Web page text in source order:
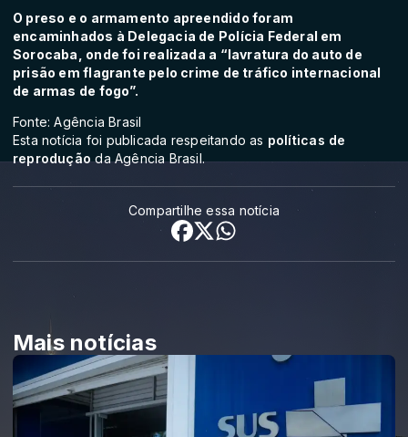
O preso e o armamento apreendido foram
encaminhados à Delegacia de Polícia Federal em
Sorocaba, onde foi realizada a “lavratura do auto de
prisão em flagrante pelo crime de tráfico internacional
de armas de fogo”.
Fonte: Agência Brasil
Esta notícia foi publicada respeitando as políticas de
reproduçãoda Agência Brasil.
Compartilhe essa notícia
Mais notícias